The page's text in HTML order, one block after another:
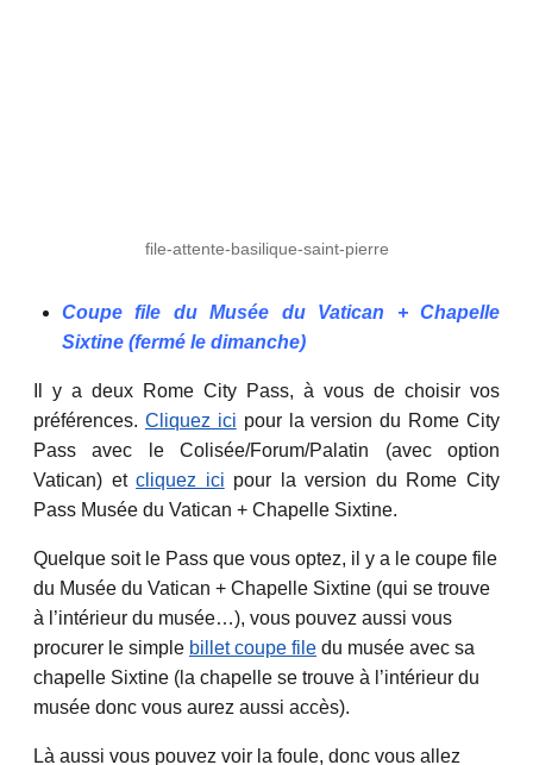
file-attente-basilique-saint-pierre
Coupe file du Musée du Vatican + Chapelle
Sixtine (fermé le dimanche)
Il y a deux Rome City Pass, à vous de choisir vos
préférences. Cliquez ici pour la version du Rome City
Pass avec le Colisée/Forum/Palatin (avec option
Vatican) etcliquez ici pour la version du Rome City
Pass Musée du Vatican + Chapelle Sixtine.
Quelque soit le Pass que vous optez, il y a le coupe file
du Musée du Vatican + Chapelle Sixtine (qui se trouve
à l’intérieur du musée…), vous pouvez aussi vous
procurer le simple billet coupe file du musée avec sa
chapelle Sixtine (la chapelle se trouve à l’intérieur du
musée donc vous aurez aussi accès).
Là aussi vous pouvez voir la foule, donc vous allez